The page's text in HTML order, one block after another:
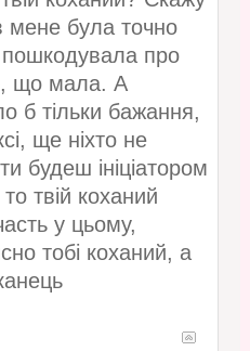
мене була точно
пошкодувала про
що мала. А
б тільки бажання,
ще ніхто не
будеш ініціатором
твій коханий
у цьому,
тобі коханий, а